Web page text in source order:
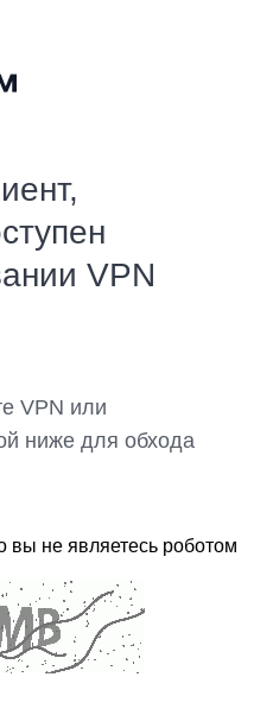
VPN
VPN или
ниже для обхода
вы не являетесь роботом